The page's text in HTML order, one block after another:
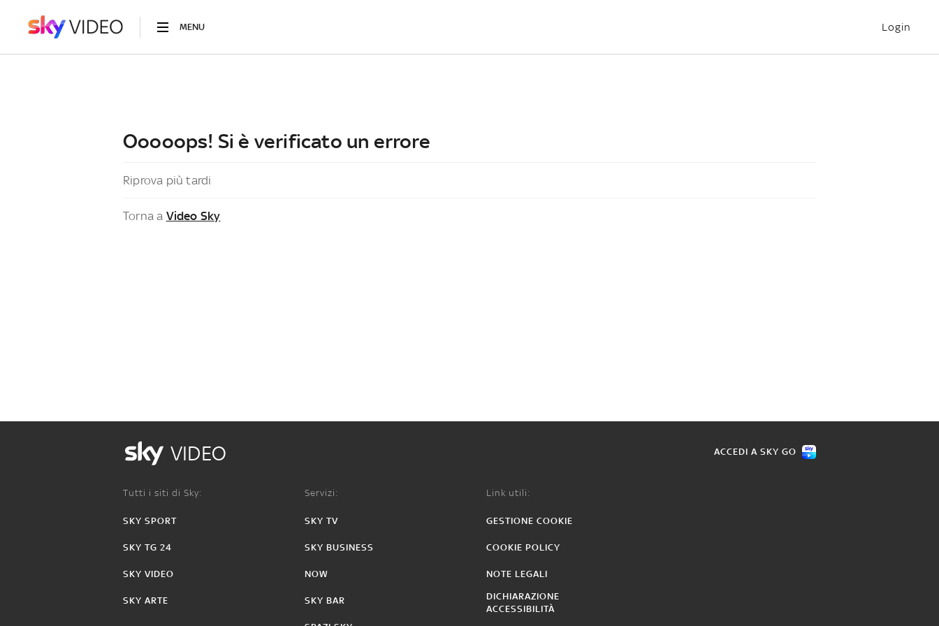
MENU Login
Ooooops! Si è verificato un errore
Riprova più tardi
Torna a Video Sky
VIDEO ACCEDI A SKY GO
Tutti i siti di Sky:
SKY SPORT
SKY TG 24
SKY VIDEO
SKY ARTE
Servizi:
SKY TV
SKY BUSINESS
NOW
SKY BAR
Link utili:
GESTIONE COOKIE
COOKIE POLICY
NOTE LEGALI
DICHIARAZIONE
ACCESSIBILITÀ